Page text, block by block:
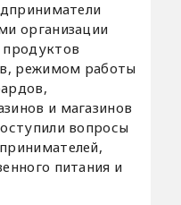
организации
продуктов
режимом работы
и магазинов
вопросы
питания и